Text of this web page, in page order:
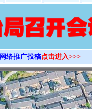
网络推广投稿点击进入>>>